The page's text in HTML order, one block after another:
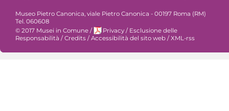
Museo Pietro Canonica, viale Pietro Canonica - 00197 Roma (RM)
Tel. 060608
© 2017 Musei in Comune / Privacy / Esclusione delle
Responsabilità /Credits /Accessibilità del sito web /XML-rss